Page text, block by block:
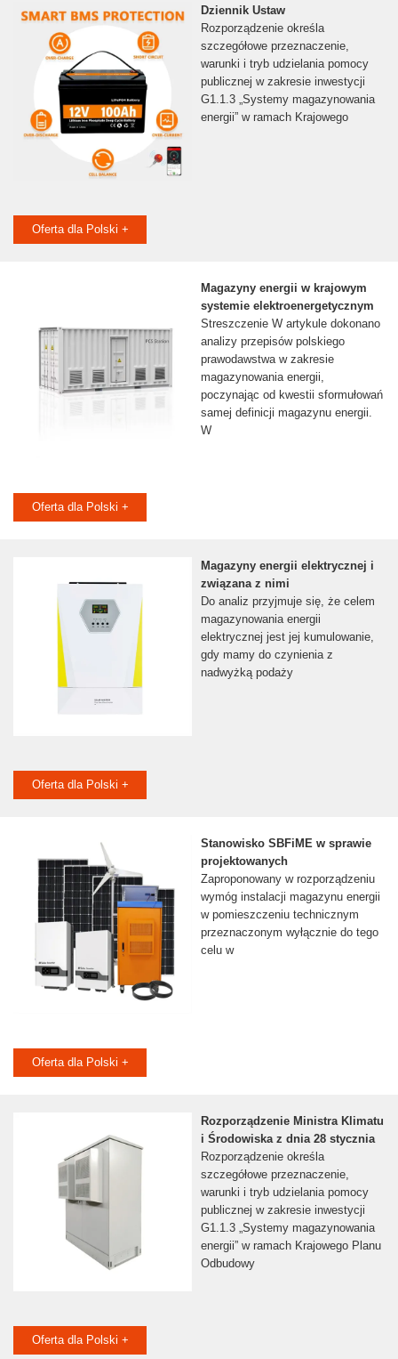
Dziennik Ustaw
Rozporządzenie określa
szczegółowe przeznaczenie,
warunki i tryb udzielania pomocy
publicznej w zakresie inwestycji
G1.1.3 „Systemy magazynowania
energii” w ramach Krajowego
Oferta dla Polski +
Magazyny energii w krajowym
systemie elektroenergetycznym
Streszczenie W artykule dokonano
analizy przepisów polskiego
prawodawstwa w zakresie
magazynowania energii,
poczynając od kwestii sformułowań
samej definicji magazynu energii.
W
Oferta dla Polski +
Magazyny energii elektrycznej i
związana z nimi
Do analiz przyjmuje się, że celem
magazynowania energii
elektrycznej jest jej kumulowanie,
gdy mamy do czynienia z
nadwyżką podaży
Oferta dla Polski +
Stanowisko SBFiME w sprawie
projektowanych
Zaproponowany w rozporządzeniu
wymóg instalacji magazynu energii
w pomieszczeniu technicznym
przeznaczonym wyłącznie do tego
celu w
Oferta dla Polski +
Rozporządzenie Ministra Klimatu
i Środowiska z dnia 28 stycznia
Rozporządzenie określa
szczegółowe przeznaczenie,
warunki i tryb udzielania pomocy
publicznej w zakresie inwestycji
G1.1.3 „Systemy magazynowania
energii” w ramach Krajowego Planu
Odbudowy
Oferta dla Polski +